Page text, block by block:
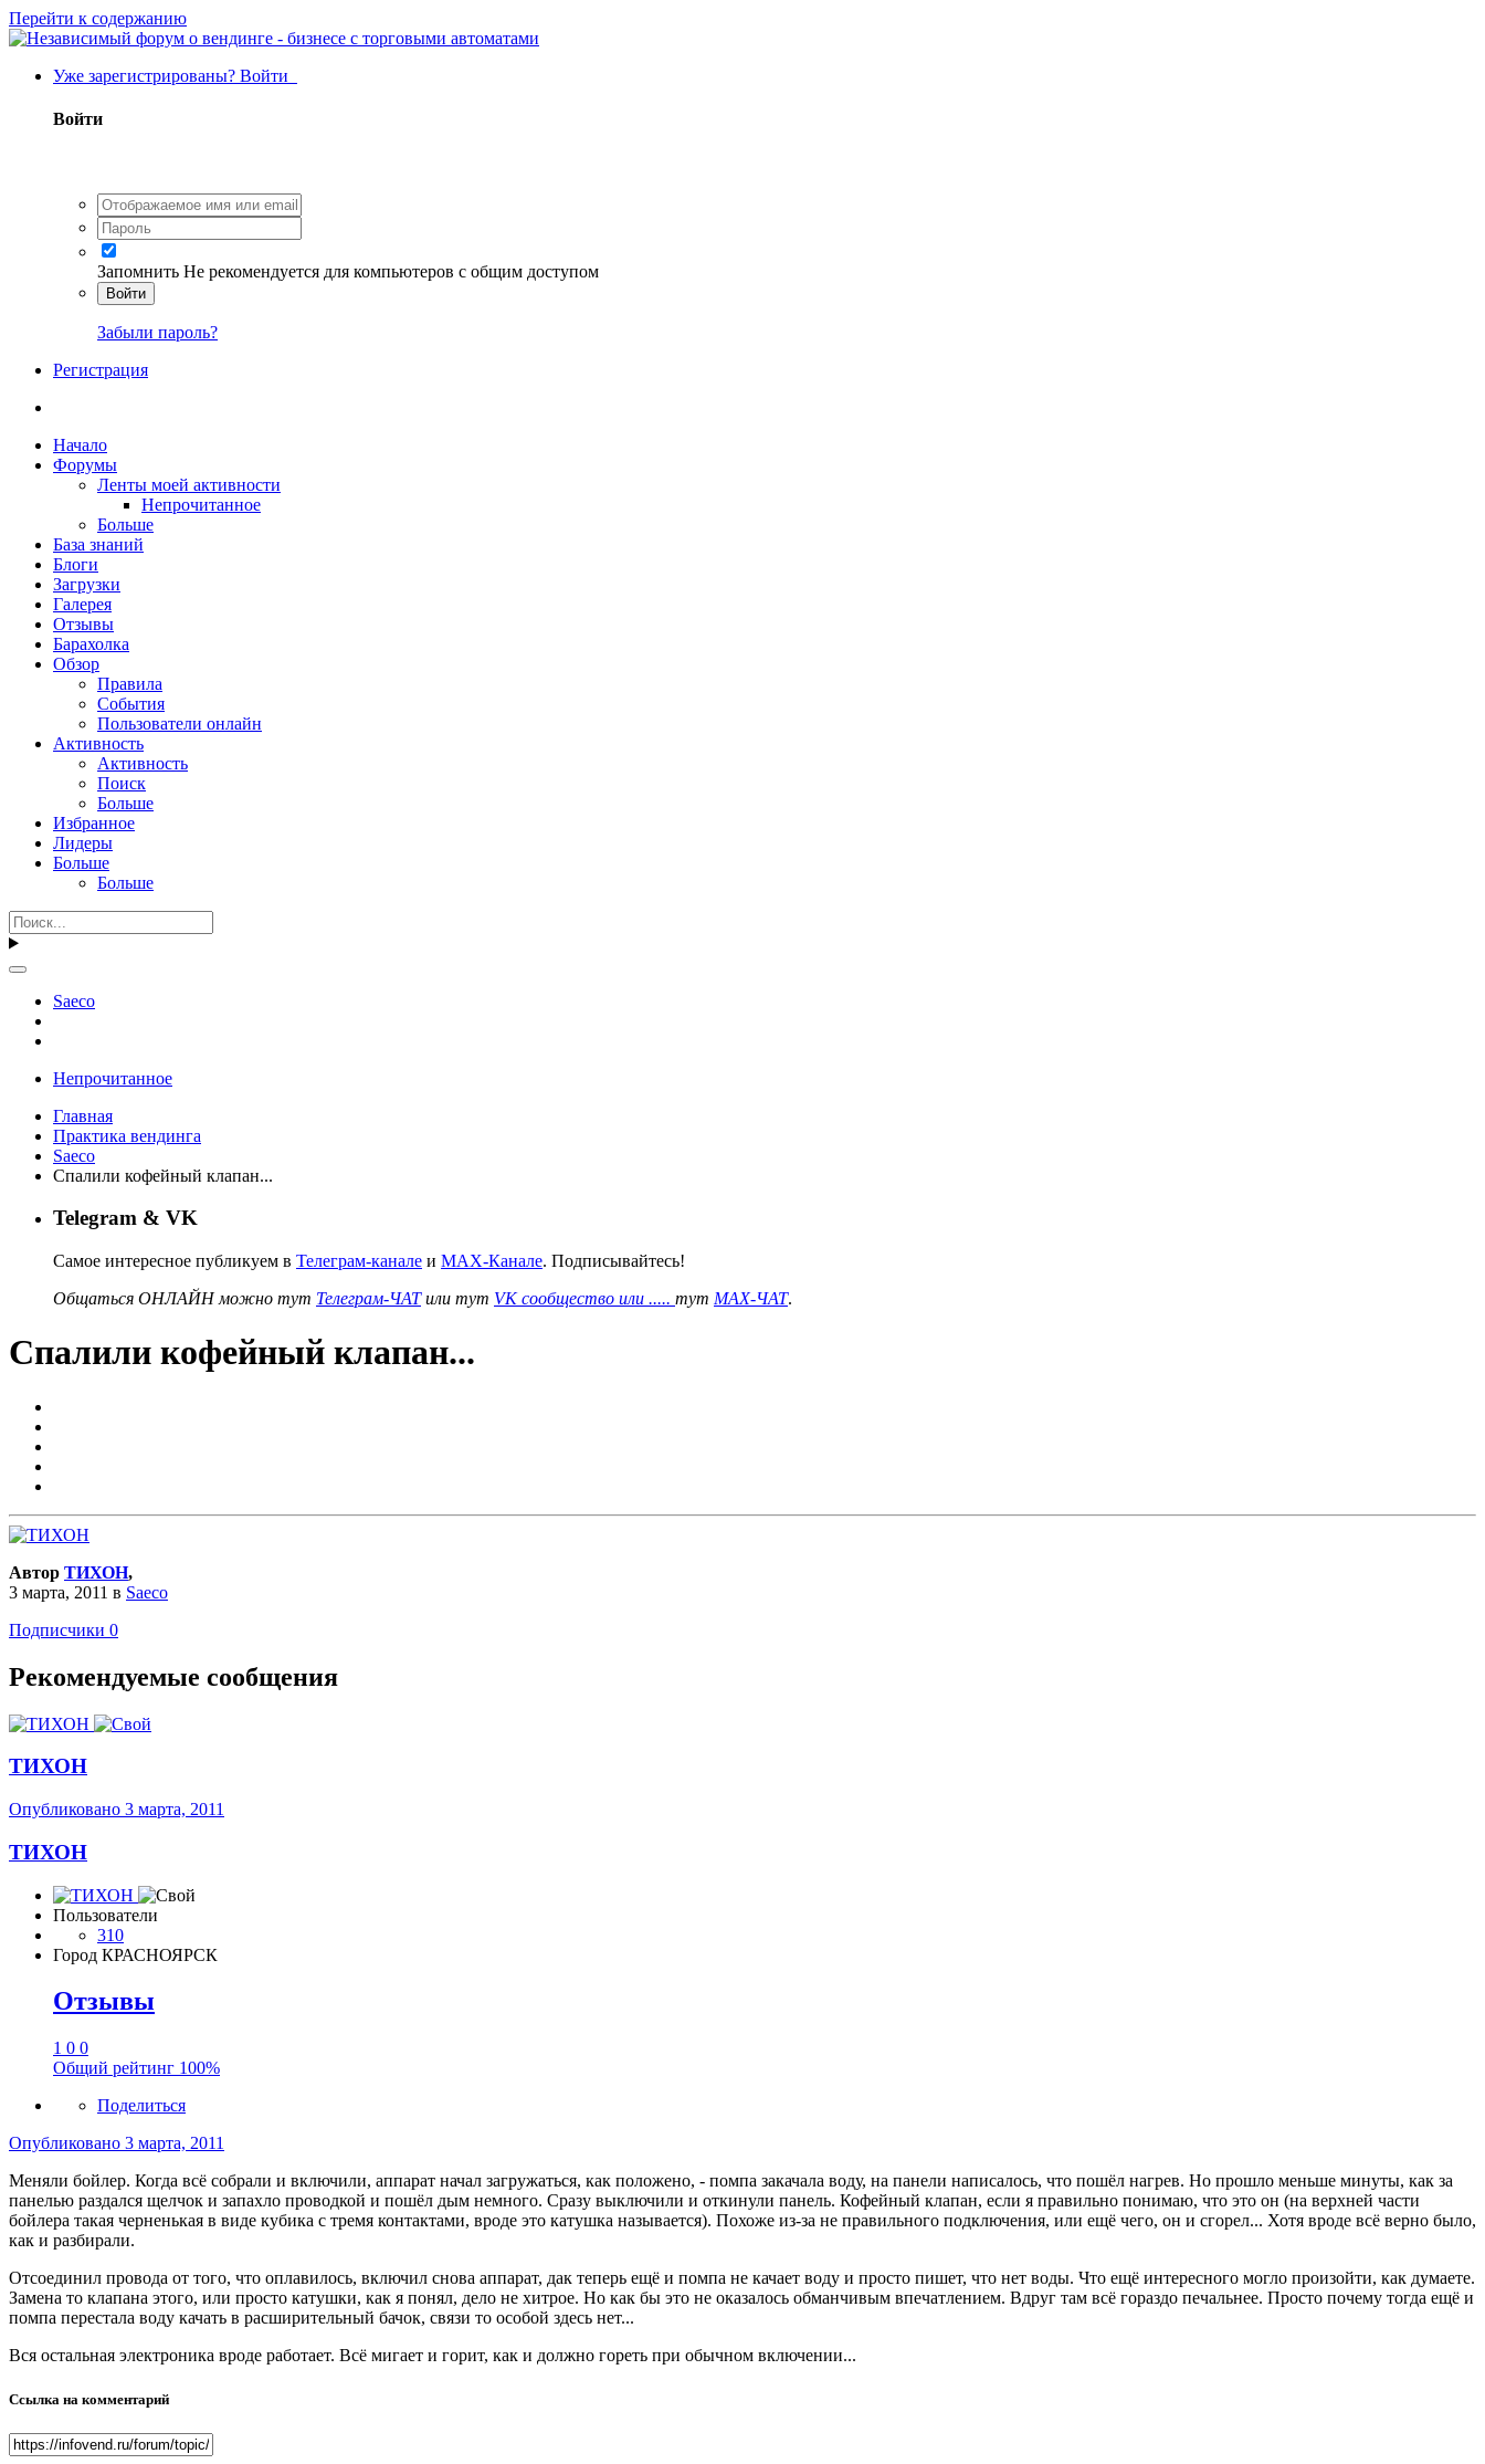
Перейти к содержанию
Уже зарегистрированы? Войти
Войти
Запомнить Не рекомендуется для компьютеров с общим доступом
Войти
Забыли пароль?
Регистрация
Начало
Форумы
Ленты моей активности
Непрочитанное
Больше
База знаний
Блоги
Загрузки
Галерея
Отзывы
Барахолка
Обзор
Правила
События
Пользователи онлайн
Активность
Активность
Поиск
Больше
Избранное
Лидеры
Больше
Больше
Saeco
Непрочитанное
Главная
Практика вендинга
Saeco
Спалили кофейный клапан...
Telegram & VK
Самое интересное публикуем в Телеграм-канале и MAX-Канале. Подписывайтесь!
Общаться ОНЛАЙН можно тут Телеграм-ЧАТили тут VK сообщество или ..... тут MAX-ЧАТ.
Спалили кофейный клапан...
Автор ТИХОН,
3 марта, 2011 в Saeco
Подписчики 0
Рекомендуемые сообщения
ТИХОН
Опубликовано 3 марта, 2011
ТИХОН
Пользователи
310
Город КРАСНОЯРСК
Отзывы
1 0 0
Общий рейтинг 100%
Поделиться
Опубликовано 3 марта, 2011
Меняли бойлер. Когда всё собрали и включили, аппарат начал загружаться, как положено, - помпа закачала воду, на панели написалось, что пошёл нагрев. Но прошло меньше минуты, как за
панелью раздался щелчок и запахло проводкой и пошёл дым немного. Сразу выключили и откинули панель. Кофейный клапан, если я правильно понимаю, что это он (на верхней части
бойлера такая черненькая в виде кубика с тремя контактами, вроде это катушка называется). Похоже из-за не правильного подключения, или ещё чего, он и сгорел... Хотя вроде всё верно было,
как и разбирали.
Отсоединил провода от того, что оплавилось, включил снова аппарат, дак теперь ещё и помпа не качает воду и просто пишет, что нет воды. Что ещё интересного могло произойти, как думаете.
Замена то клапана этого, или просто катушки, как я понял, дело не хитрое. Но как бы это не оказалось обманчивым впечатлением. Вдруг там всё гораздо печальнее. Просто почему тогда ещё и
помпа перестала воду качать в расширительный бачок, связи то особой здесь нет...
Вся остальная электроника вроде работает. Всё мигает и горит, как и должно гореть при обычном включении...
Ссылка на комментарий